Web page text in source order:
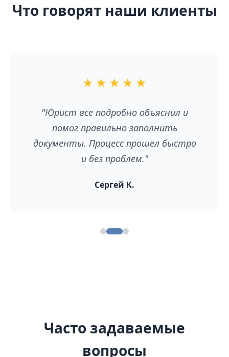
Что говорят наши клиенты
★ ★ ★ ★ ★
"Юрист все подробно объяснил и
помог правильно заполнить
документы. Процесс прошел быстро
и без проблем."
Сергей К.
Часто задаваемые
вопросы